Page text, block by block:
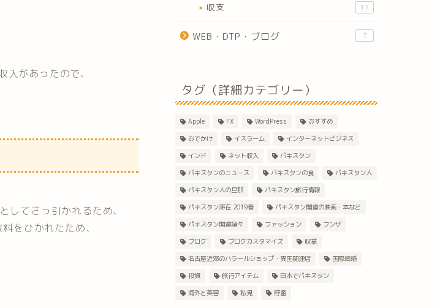
があったので、
してさっ引かれるため、
をひかれたため、
収支 17
WEB・DTP・ブログ 7
タグ（詳細カテゴリー）
Apple FX WordPress
おすすめ
おでかけ
イスラーム
インターネットビジネス
インド
ネット収入
パキスタン
パキスタンのニュース
パキスタンの食
パキスタン人
パキスタン人の旦那
パキスタン旅行情報
パキスタン滞在 2019春
パキスタン関連の映画・本など
パキスタン関連諸々
ファッション
フンザ
ブログ
ブログカスタマイズ
収益
名古屋近郊のハラールショップ・異国関連店
国際結婚
投資
旅行アイテム
日本でパキスタン
海外と美容
私見 貯蓄